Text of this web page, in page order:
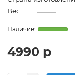
Вес:
4990 р